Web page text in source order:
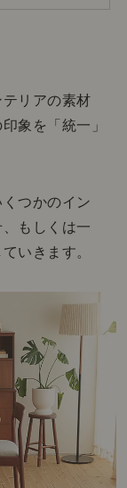
リアの素材
象を「統一」
つかのイン
もしくは一
いきます。